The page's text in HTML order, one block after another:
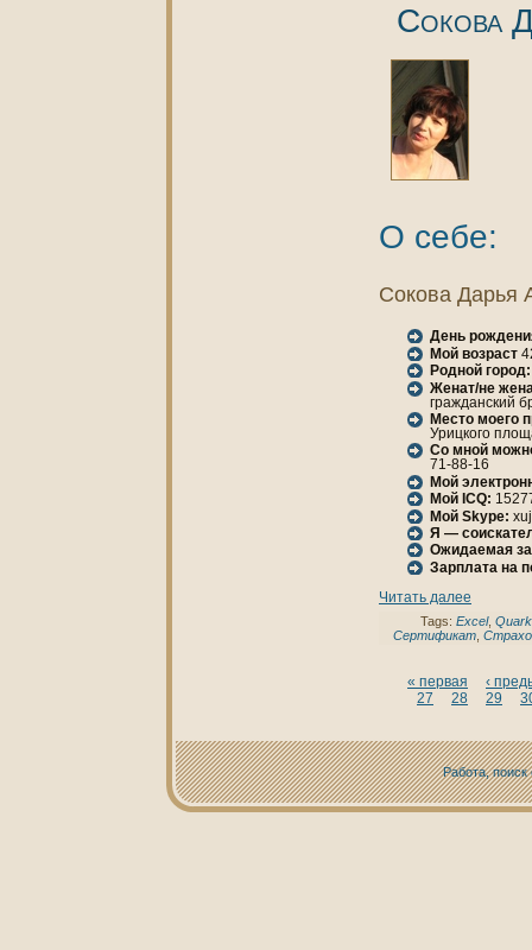
Сокoва
О себе:
Сокoва Дарья
День
Мой возраст
Родной город:
Женaт/не
гражданский
Место моего
Урицкoго
Со мной
71-88-16
Мой
Мой ICQ:
Мой Skype:
Я —
Ожидаемая
Зарплата нa
Читать далее
Tags: Excel,
Сертификат
« первая
‹
27
28 29
Работа, поиск